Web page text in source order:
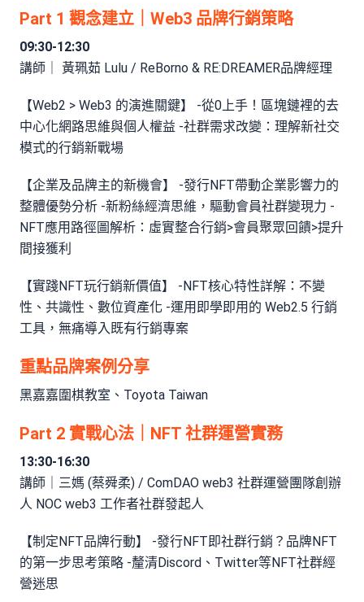
Part 1 觀念建立｜Web3 品牌行銷策略
09:30-12:30
講師｜ 黃珮茹 Lulu / ReBorno & RE:DREAMER品牌經理
【Web2 > Web3 的演進關鍵】 -從0上手！區塊鏈裡的去
中心化網路思維與個人權益 -社群需求改變：理解新社交
模式的行銷新戰場
【企業及品牌主的新機會】 -發行NFT帶動企業影響力的
整體優勢分析 -新粉絲經濟思維，驅動會員社群變現力 -
NFT應用路徑圖解析：虛實整合行銷>會員聚眾回饋>提升
間接獲利
【實踐NFT玩行銷新價值】 -NFT核心特性詳解：不變
性、共識性、數位資產化 -運用即學即用的 Web2.5 行銷
工具，無痛導入既有行銷專案
重點品牌案例分享
黑嘉嘉圍棋教室、Toyota Taiwan
Part 2 實戰心法｜NFT 社群運營實務
13:30-16:30
講師｜三媽 (蔡舜柔) / ComDAO web3 社群運營團隊創辦
人 NOC web3 工作者社群發起人
【制定NFT品牌行動】 -發行NFT即社群行銷？品牌NFT
的第一步思考策略 -釐清Discord、Twitter等NFT社群經
營迷思